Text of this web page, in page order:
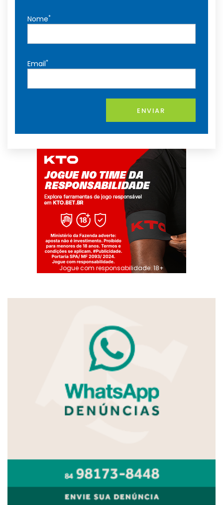
Nome*
Email*
ENVIAR
Jogue com responsabilidade. 18+